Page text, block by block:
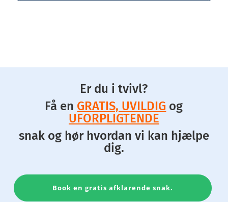
Er du i tvivl?
Få en GRATIS, UVILDIG og
UFORPLIGTENDE
snak og hør hvordan vi kan hjælpe
dig.
Book en gratis afklarende snak.